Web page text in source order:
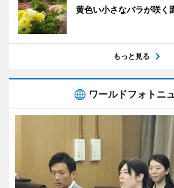
黄色い小さなバラが咲く
もっと見る
ワールドフォトニ